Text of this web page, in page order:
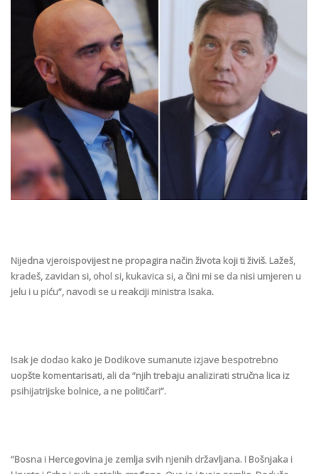
Nijedna vjeroispovijest ne propagira način života koji ti živiš. Lažeš,
kradeš, zavidan si, ohol si, kukavica si, a čini mi se da nisi umjeren u
jelu i u piću”, navodi se u reakciji ministra Isaka.
Isak je dodao kako je Dodikove sumanute izjave bespotrebno
uopšte komentarisati, ali da “njih trebaju analizirati stručna lica iz
psihijatrijske bolnice, a ne političari”.
“Bosna i Hercegovina je zemlja svih njenih državljana. I Bošnjaka i